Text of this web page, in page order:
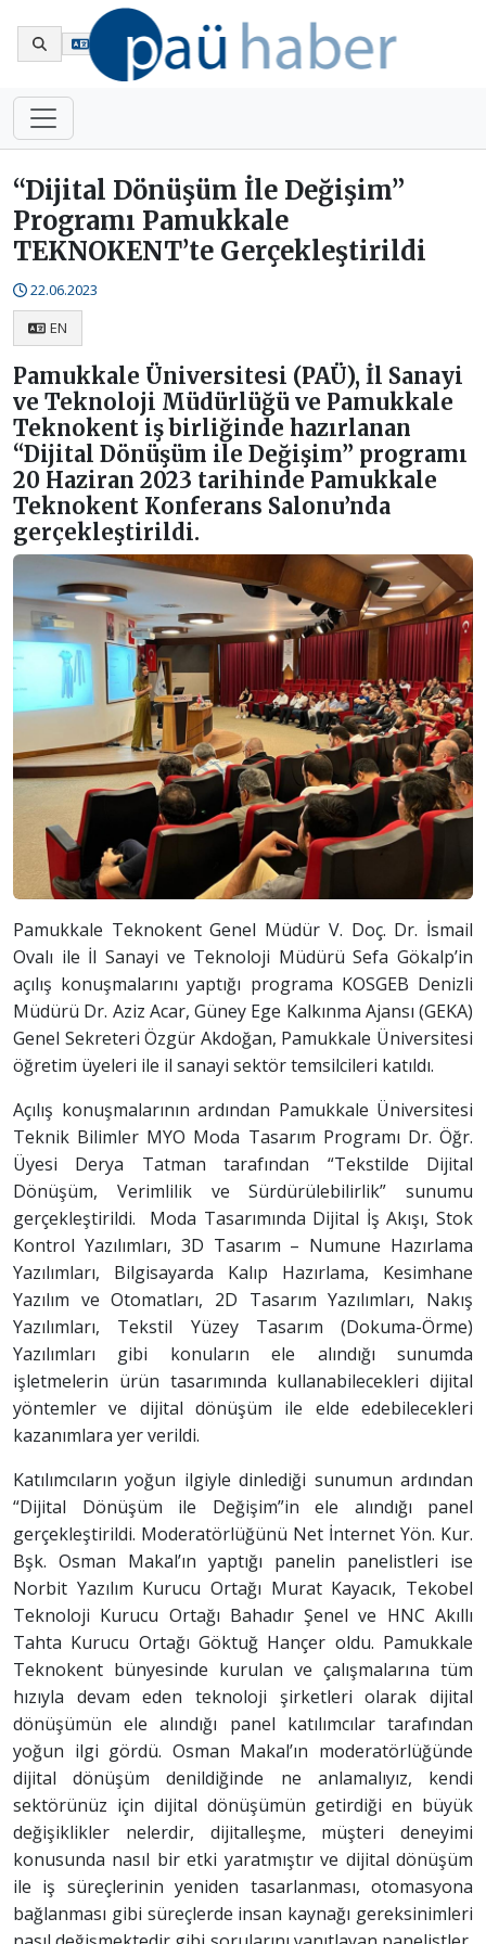
“Dijital Dönüşüm İle Değişim”
Programı Pamukkale
TEKNOKENT’te Gerçekleştirildi
22.06.2023
EN
Pamukkale Üniversitesi (PAÜ), İl Sanayi
ve Teknoloji Müdürlüğü ve Pamukkale
Teknokent iş birliğinde hazırlanan
“Dijital Dönüşüm ile Değişim” programı
20 Haziran 2023 tarihinde Pamukkale
Teknokent Konferans Salonu’nda
gerçekleştirildi.
Pamukkale Teknokent Genel Müdür V. Doç. Dr. İsmail
Ovalı ile İl Sanayi ve Teknoloji Müdürü Sefa Gökalp’in
açılış konuşmalarını yaptığı programa KOSGEB Denizli
Müdürü Dr. Aziz Acar, Güney Ege Kalkınma Ajansı (GEKA)
Genel Sekreteri Özgür Akdoğan, Pamukkale Üniversitesi
öğretim üyeleri ile il sanayi sektör temsilcileri katıldı.
Açılış konuşmalarının ardından Pamukkale Üniversitesi
Teknik Bilimler MYO Moda Tasarım Programı Dr. Öğr.
Üyesi Derya Tatman tarafından “Tekstilde Dijital
Dönüşüm, Verimlilik ve Sürdürülebilirlik” sunumu
gerçekleştirildi. Moda Tasarımında Dijital İş Akışı, Stok
Kontrol Yazılımları, 3D Tasarım – Numune Hazırlama
Yazılımları, Bilgisayarda Kalıp Hazırlama, Kesimhane
Yazılım ve Otomatları, 2D Tasarım Yazılımları, Nakış
Yazılımları, Tekstil Yüzey Tasarım (Dokuma-Örme)
Yazılımları gibi konuların ele alındığı sunumda
işletmelerin ürün tasarımında kullanabilecekleri dijital
yöntemler ve dijital dönüşüm ile elde edebilecekleri
kazanımlara yer verildi.
Katılımcıların yoğun ilgiyle dinlediği sunumun ardından
“Dijital Dönüşüm ile Değişim”in ele alındığı panel
gerçekleştirildi. Moderatörlüğünü Net İnternet Yön. Kur.
Bşk. Osman Makal’ın yaptığı panelin panelistleri ise
Norbit Yazılım Kurucu Ortağı Murat Kayacık, Tekobel
Teknoloji Kurucu Ortağı Bahadır Şenel ve HNC Akıllı
Tahta Kurucu Ortağı Göktuğ Hançer oldu. Pamukkale
Teknokent bünyesinde kurulan ve çalışmalarına tüm
hızıyla devam eden teknoloji şirketleri olarak dijital
dönüşümün ele alındığı panel katılımcılar tarafından
yoğun ilgi gördü. Osman Makal’ın moderatörlüğünde
dijital dönüşüm denildiğinde ne anlamalıyız, kendi
sektörünüz için dijital dönüşümün getirdiği en büyük
değişiklikler nelerdir, dijitalleşme, müşteri deneyimi
konusunda nasıl bir etki yaratmıştır ve dijital dönüşüm
ile iş süreçlerinin yeniden tasarlanması, otomasyona
bağlanması gibi süreçlerde insan kaynağı gereksinimleri